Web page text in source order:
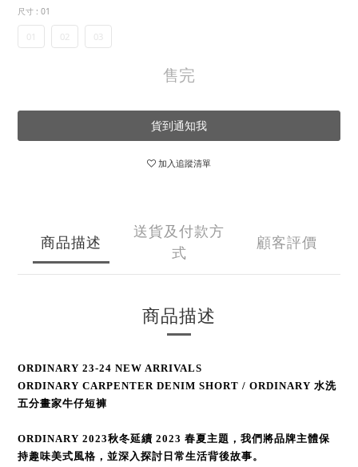
尺寸 : 01
01 02 03
售完
貨到通知我
加入追蹤清單
商品描述
送貨及付款方
式
顧客評價
商品描述
ORDINARY 23-24 NEW ARRIVALS
ORDINARY CARPENTER DENIM SHORT / ORDINARY 水洗
五分畫家牛仔短褲
ORDINARY 2023秋冬延續 2023 春夏主題，我們將品牌主體保
持趣味美式風格，並深入探討日常生活背後故事。